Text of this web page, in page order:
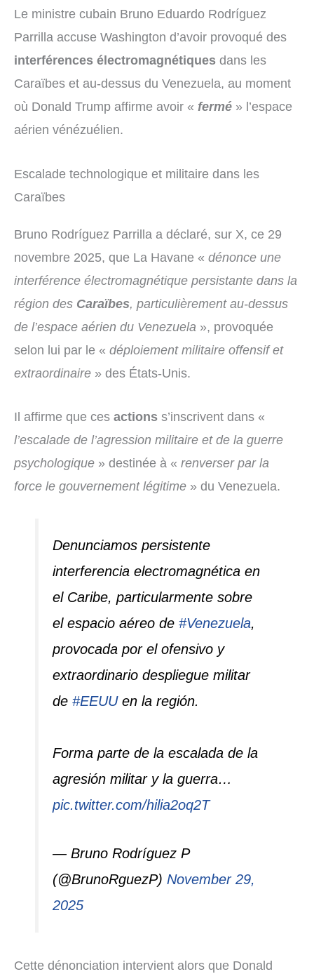
Le ministre cubain Bruno Eduardo Rodríguez
Parrilla accuse Washington d’avoir provoqué des
interférences électromagnétiques dans les
Caraïbes et au-dessus du Venezuela, au moment
où Donald Trump affirme avoir « fermé » l’espace
aérien vénézuélien.
Escalade technologique et militaire dans les
Caraïbes
Bruno Rodríguez Parrilla a déclaré, sur X, ce 29
novembre 2025, que La Havane « dénonce une
interférence électromagnétique persistante dans la
région des Caraïbes, particulièrement au-dessus
de l’espace aérien du Venezuela », provoquée
selon lui par le « déploiement militaire offensif et
extraordinaire » des États-Unis.
Il affirme que ces actions s’inscrivent dans «
l’escalade de l’agression militaire et de la guerre
psychologique » destinée à « renverser par la
force le gouvernement légitime » du Venezuela.
Denunciamos persistente
interferencia electromagnética en
el Caribe, particularmente sobre
el espacio aéreo de#Venezuela,
provocada por el ofensivo y
extraordinario despliegue militar
de#EEUUen la región.
Forma parte de la escalada de la
agresión militar y la guerra…
pic.twitter.com/hilia2oq2T
— Bruno Rodríguez P
(@BrunoRguezP)November 29,
2025
Cette dénonciation intervient alors que Donald